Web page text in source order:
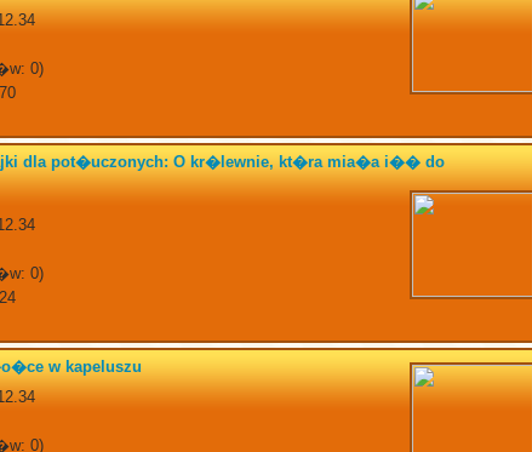
0)
dla pot�uczonych: O kr�lewnie, kt�ra mia�a i�� do
0)
w kapeluszu
0)